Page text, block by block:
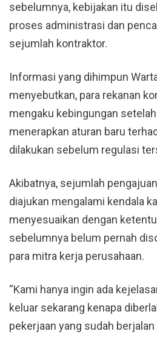
sebelumnya, kebijakan itu
proses administrasi dan
sejumlah kontraktor.
Informasi yang dihimpun
menyebutkan, para rekanan
mengaku kebingungan
menerapkan aturan baru
dilakukan sebelum regulasi
Akibatnya, sejumlah
diajukan mengalami kendala
menyesuaikan dengan
sebelumnya belum pernah
para mitra kerja perusahaan.
“Kami hanya ingin ada
keluar sekarang kenapa
pekerjaan yang sudah